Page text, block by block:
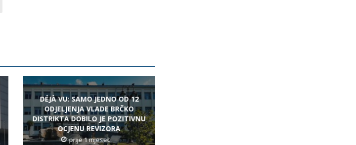
DÉJÀ VU: SAMO JEDNO OD 12
ODJELJENJA VLADE BRČKO
DISTRIKTA DOBILO JE POZITIVNU
OCJENU REVIZORA
prije 1 mjesec